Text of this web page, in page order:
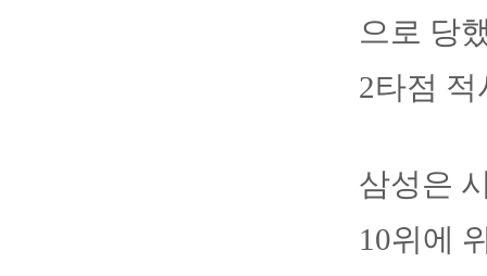
으로 당
2타점
삼성은
10위에